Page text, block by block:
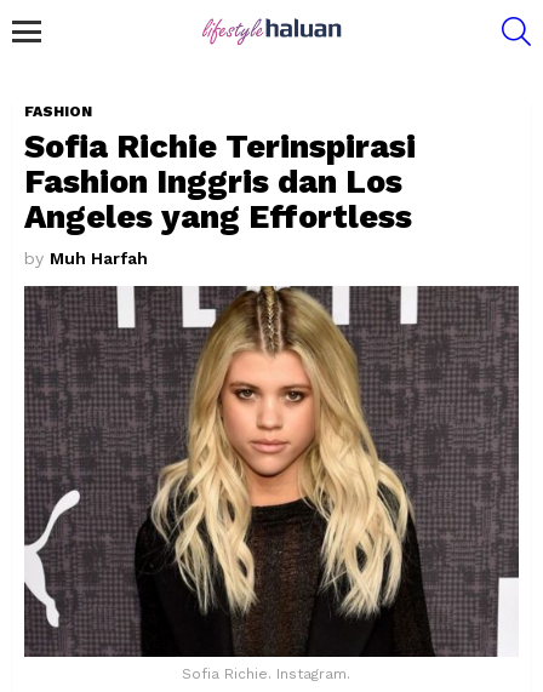
FASHION
Sofia Richie Terinspirasi
Fashion Inggris dan Los
Angeles yang Effortless
by Muh Harfah
Sofia Richie. Instagram.